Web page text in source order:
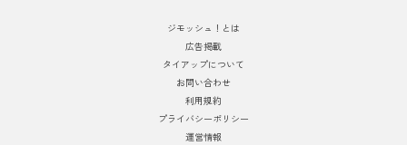
ジモッシュ！とは
広告掲載
タイアップについて
お問い合わせ
利用規約
プライバシーポリシー
運営情報